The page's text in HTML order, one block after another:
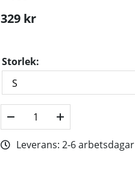
329 kr
Storlek:
Leverans: 2-6 arbetsdagar